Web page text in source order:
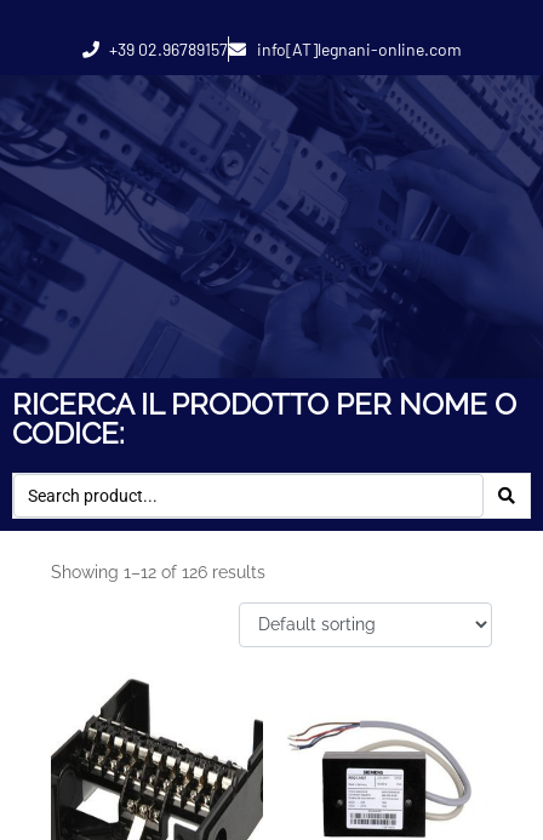
+39 02.96789157 info[AT]legnani-online.com
RICERCA IL PRODOTTO PER NOME O
CODICE:
Showing 1–12 of 126 results